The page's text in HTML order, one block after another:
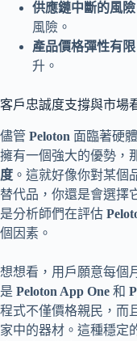
供應鏈中斷的風險
風險。
產品價格彈性有限
升。
客戶忠誠度支撐與市場
儘管 Peloton 面臨著硬
擁有一個強大的優勢，
度 。這就好像你對某個
替代品，你還是會選擇
是分析師們在評估
個因素。
想想看，用戶願意每個
是 Peloton App One 和
程式不僅價格親民，而
家中的器材。這種穩定